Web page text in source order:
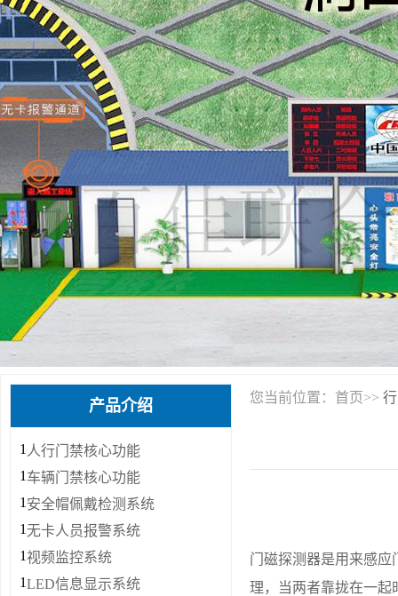
产品介绍
1 人行门禁核心功能
1 车辆门禁核心功能
1 安全帽佩戴检测系统
1无卡人员报警系统
1 视频监控系统
1LED信息显示系统
您当前位置：首页>>
门磁探测器是用来感
理，当两者靠拢在一